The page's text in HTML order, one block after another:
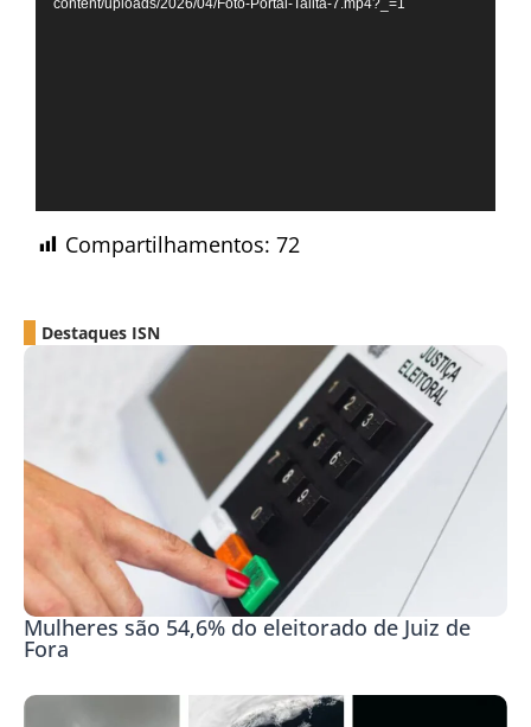
content/uploads/2026/04/Foto-Portal-Talita-7.mp4?_=1
Compartilhamentos: 72
Destaques ISN
Mulheres são 54,6% do eleitorado de Juiz de
Fora